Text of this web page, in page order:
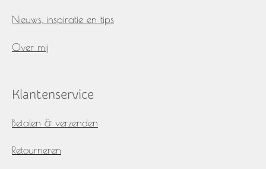
Nieuws, inspiratie en tips
Over mij
Klantenservice
Betalen & verzenden
Retourneren